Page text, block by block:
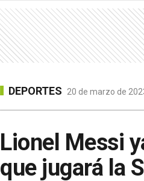
DEPORTES 20 de marzo de
Lionel Messi
que jugará la